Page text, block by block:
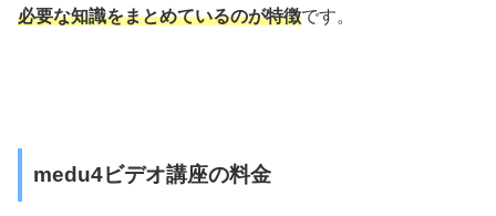
必要な知識をまとめているのが特徴です。
medu4ビデオ講座の料金